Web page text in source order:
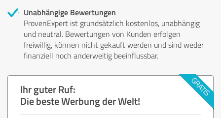
Unabhängige Bewertungen
ProvenExpert ist grundsätzlich kostenlos, unabhängig
und neutral. Bewertungen von Kunden erfolgen
freiwillig, können nicht gekauft werden und sind weder
finanziell noch anderweitig beeinflussbar.
Ihr guter Ruf:
Die beste Werbung der Welt!